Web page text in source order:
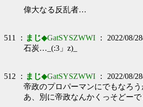
偉大なる反乱者…
511 ： まじ◆GatSYSZWWI ： 2022/08/
石炭…_(:3」z)_
512 ： まじ◆GatSYSZWWI ： 2022/08/
帝政のプロパーマンにでもなろ
あ、別に帝政なんかくっそどー